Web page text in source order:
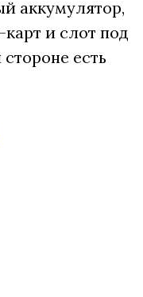
аккумулятор,
и слот под
есть